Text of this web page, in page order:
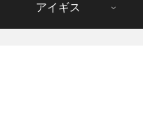
アイギス